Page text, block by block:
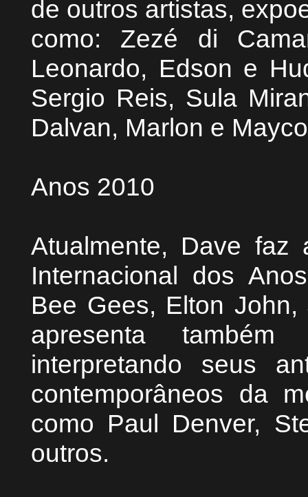
de outros artistas,
como: Zezé di
Leonardo, Edson e
Sergio Reis, Sula
Dalvan, Marlon e
Anos 2010
Atualmente, Dave faz
Internacional dos
Bee Gees, Elton
apresenta
interpretando seus
contemporâneos da
como Paul Denver,
outros.